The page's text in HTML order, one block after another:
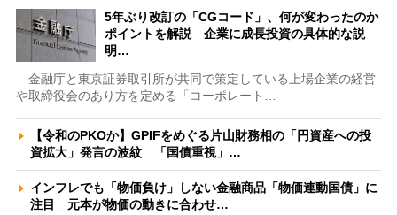
5年ぶり改訂の「CGコード」、何が変わったのか
ポイントを解説 企業に成長投資の具体的な説
明…
金融庁と東京証券取引所が共同で策定している上場企業の経営
や取締役会のあり方を定める「コーポレート…
【令和のPKOか】GPIFをめぐる片山財務相の「円資産への投
資拡大」発言の波紋 「国債重視」…
インフレでも「物価負け」しない金融商品「物価連動国債」に
注目 元本が物価の動きに合わせ…